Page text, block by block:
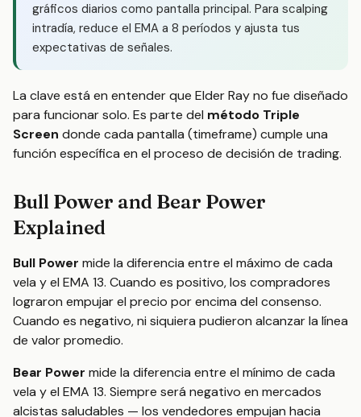
gráficos diarios como pantalla principal. Para scalping
intradía, reduce el EMA a 8 períodos y ajusta tus
expectativas de señales.
La clave está en entender que Elder Ray no fue diseñado
para funcionar solo. Es parte del método Triple
Screen donde cada pantalla (timeframe) cumple una
función específica en el proceso de decisión de trading.
Bull Power and Bear Power
Explained
Bull Power mide la diferencia entre el máximo de cada
vela y el EMA 13. Cuando es positivo, los compradores
lograron empujar el precio por encima del consenso.
Cuando es negativo, ni siquiera pudieron alcanzar la línea
de valor promedio.
Bear Power mide la diferencia entre el mínimo de cada
vela y el EMA 13. Siempre será negativo en mercados
alcistas saludables — los vendedores empujan hacia